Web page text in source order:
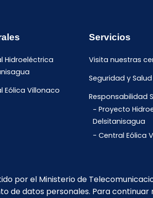
Hidroeléctrica
Eólica Villonaco
Servicios
Visita nuestras
Seguridad y
Responsabilidad
Proyecto
Delsitanisagua
Central Eólica
por el Ministerio de
datos personales. Para continuar